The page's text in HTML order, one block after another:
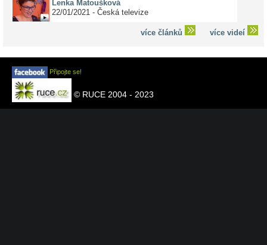
Lenka Matoušková
22/01/2021 - Česká televize
více článků více videí
Připojte se!
© RUCE 2004 - 2023